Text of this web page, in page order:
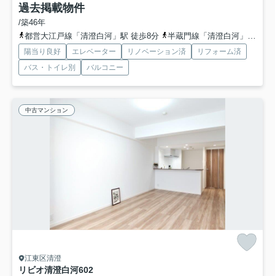
過去掲載物件
/築46年
都営大江戸線「清澄白河」駅 徒歩8分
半蔵門線「清澄白河」駅 徒歩8分
陽当り良好 エレベーター リノベーション済
リフォーム済
バス・トイレ別
バルコニー
中古マンション
江東区清澄
リビオ清澄白河602